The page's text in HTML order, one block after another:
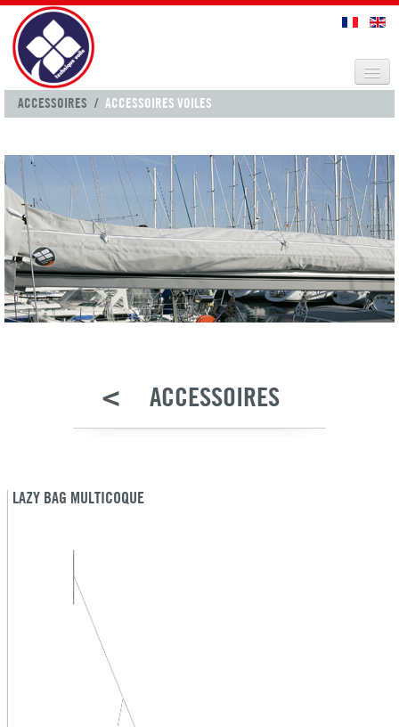
TECHNIQUE VOILE
CONTACT
ACCESSOIRES / ACCESSOIRES VOILES
< ACCESSOIRES
LAZY BAG MULTICOQUE